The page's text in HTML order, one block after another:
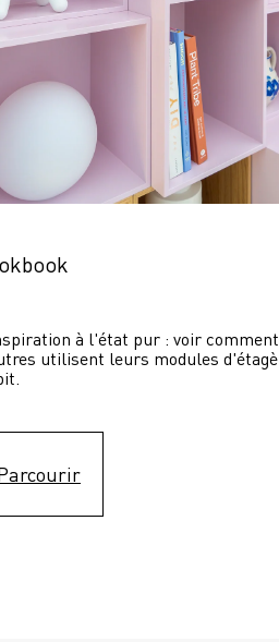
à l'état pur : voir comment
utilisent leurs modules